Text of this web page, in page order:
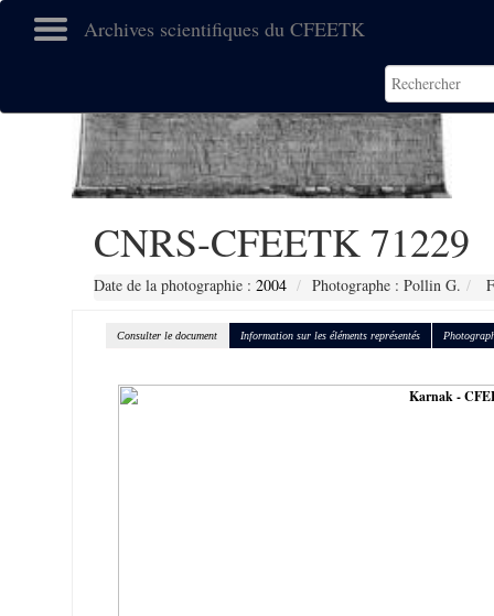
Archives scientifiques du CFEETK
CNRS-CFEETK 71229
Date de la photographie : 2004 Photographe : Pollin G.
Consulter le document Information sur les éléments représentés